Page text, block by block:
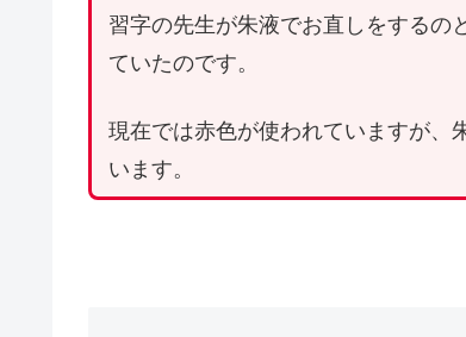
習字の先生が朱液でお直しをするの
ていたのです。
現在では赤色が使われていますが、
います。